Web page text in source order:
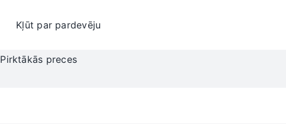
Kļūt par pardevēju
Pirktākās preces